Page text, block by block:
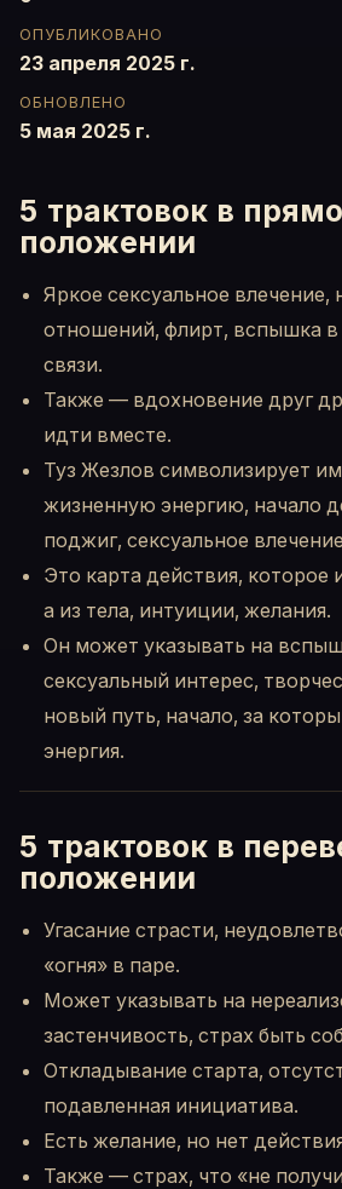
ОПУБЛИКОВАНО
23 апреля 2025 г.
ОБНОВЛЕНО
5 мая 2025 г.
5 трактовок в
положении
Яркое сексуальное влечение,
отношений, флирт, вспышка
связи.
Также — вдохновение друг
идти вместе.
Туз Жезлов символизирует
жизненную энергию, начало
поджиг, сексуальное
Это карта действия, которое
а из тела, интуиции, желания.
Он может указывать на
сексуальный интерес,
новый путь, начало, за
энергия.
5 трактовок в
положении
Угасание страсти,
«огня» в паре.
Может указывать на
застенчивость, страх быть
Откладывание старта,
подавленная инициатива.
Есть желание, но нет
Также — страх, что «не